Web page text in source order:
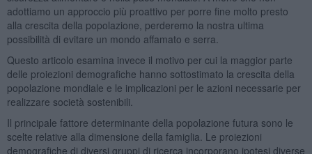
adottiamo un approccio più proattivo per porre fine molto presto
alla crescita della popolazione, perderemo la nostra ultima
possibilità di evitare un mondo affamato e serra.
Questo articolo esamina invece il motivo per cui la maggior parte
delle proiezioni demografiche hanno sottostimato la crescita della
popolazione mondiale e le implicazioni per le azioni necessarie per
realizzare società sostenibili.
Il principale fattore determinante della popolazione futura sono le
scelte relative alla dimensione della famiglia. Le proiezioni
demografiche di diversi gruppi di ricerca incorporano ipotesi diverse